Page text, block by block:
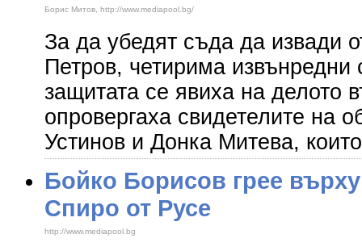
Борис Митов, http://www.mediapool.bg/
За да убедят съда да извади
Петров, четирима извънредни
защитата се явиха на делото
опровергаха свидетелите на
Устинов и Донка Митева, които
Бойко Борисов греe
Спиро от Русе
http://www.mediapool.bg